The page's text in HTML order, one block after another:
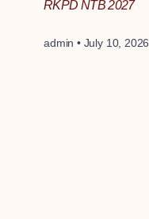
RKPD NTB 2027
admin July 10, 2026